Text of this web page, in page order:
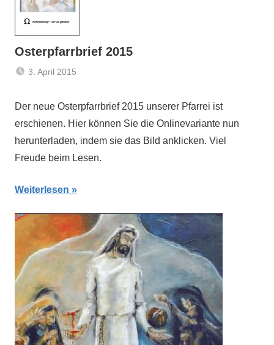
Osterpfarrbrief 2015
3. April 2015
Themann
Der neue Osterpfarrbrief 2015 unserer Pfarrei ist
erschienen. Hier können Sie die Onlinevariante nun
herunterladen, indem sie das Bild anklicken. Viel
Freude beim Lesen.
Weiterlesen